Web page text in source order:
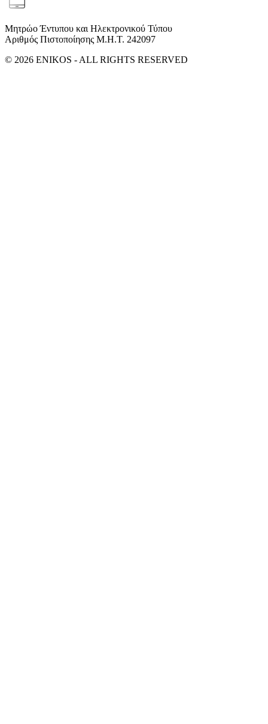
Μητρώο Έντυπου και Ηλεκτρονικού Τύπου
Αριθμός Πιστοποίησης Μ.Η.Τ. 242097
© 2026 ENIKOS - ALL RIGHTS RESERVED